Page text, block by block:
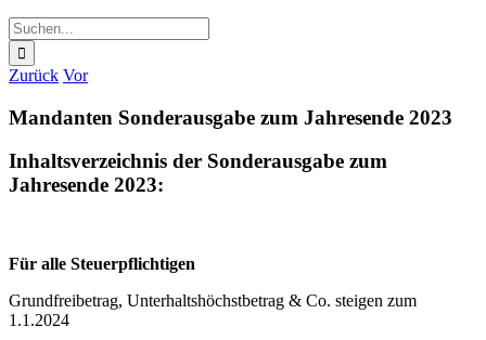
Suche
nach:
Zurück Vor
Mandanten Sonderausgabe zum Jahresende 2023
Inhaltsverzeichnis der Sonderausgabe zum
Jahresende 2023:
Für alle Steuerpflichtigen
Grundfreibetrag, Unterhaltshöchstbetrag & Co. steigen zum
1.1.2024